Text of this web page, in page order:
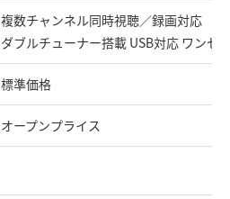
複数チャンネル同時視聴／録画対応
ダブルチューナー搭載 USB対応 ワンセ
標準価格
オープンプライス